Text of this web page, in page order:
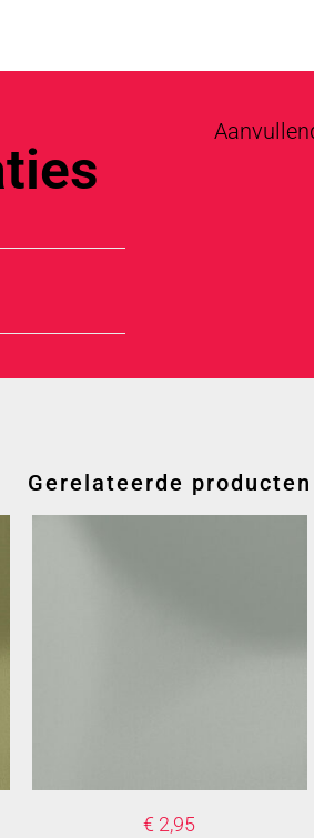
Gerelateerde producten
€ 2,95